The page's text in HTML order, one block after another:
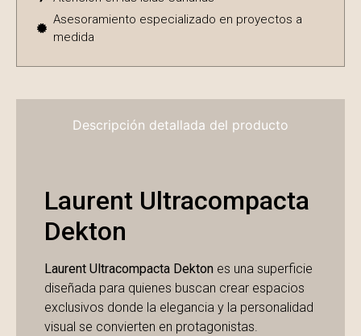
Asesoramiento especializado en proyectos a
medida
Descripción detallada del producto
Laurent Ultracompacta
Dekton
Laurent Ultracompacta Dekton es una superficie
diseñada para quienes buscan crear espacios
exclusivos donde la elegancia y la personalidad
visual se convierten en protagonistas.